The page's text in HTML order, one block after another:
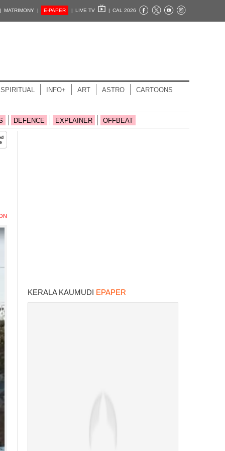
MATRIMONY | E-PAPER | LIVE TV | CAL 2026
SPIRITUAL INFO+ ART ASTRO CARTOONS
DEFENCE EXPLAINER OFFBEAT
KERALA KAUMUDI EPAPER